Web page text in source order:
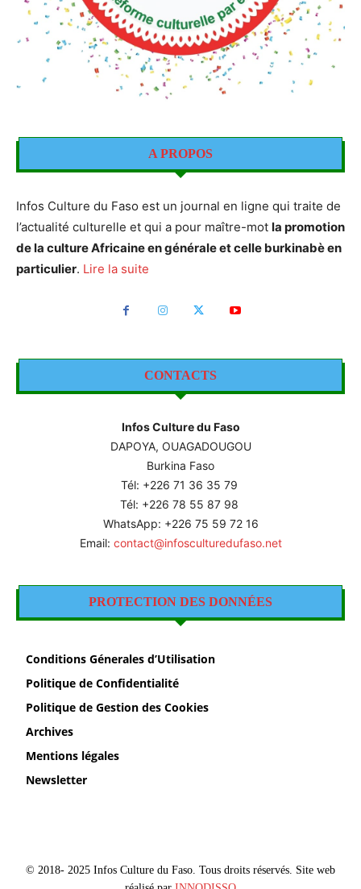
A PROPOS
Infos Culture du Faso est un journal en ligne qui traite de
l’actualité culturelle et qui a pour maître-mot la promotion
de la culture Africaine en générale et celle burkinabè en
particulier. Lire la suite
CONTACTS
Infos Culture du Faso
DAPOYA, OUAGADOUGOU
Burkina Faso
Tél: +226 71 36 35 79
Tél: +226 78 55 87 98
WhatsApp: +226 75 59 72 16
Email: contact@infosculturedufaso.net
PROTECTION DES DONNÉES
Conditions Génerales d’Utilisation
Politique de Confidentialité
Politique de Gestion des Cookies
Archives
Mentions légales
Newsletter
© 2018- 2025 Infos Culture du Faso. Tous droits réservés. Site web